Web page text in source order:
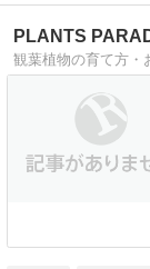
PLANTS